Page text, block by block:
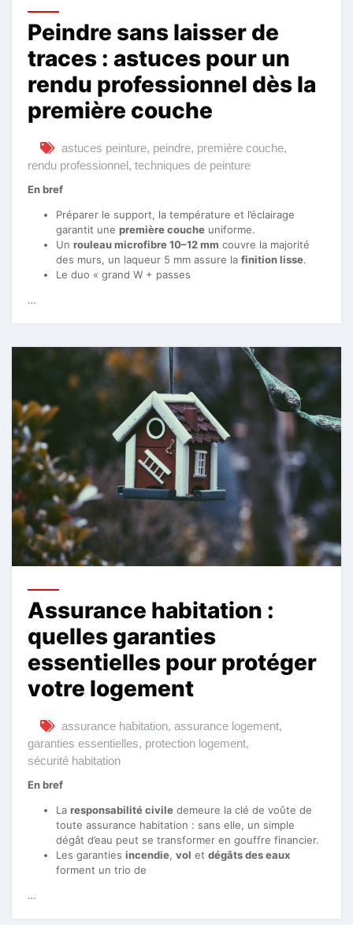
Peindre sans laisser de
traces : astuces pour un
rendu professionnel dès la
première couche
astuces peinture, peindre, première couche,
rendu professionnel, techniques de peinture
En bref
Préparer le support, la température et l’éclairage
garantit une première couche uniforme.
Un rouleau microfibre 10–12 mm couvre la majorité
des murs, un laqueur 5 mm assure la finition lisse.
Le duo « grand W + passes
…
Assurance habitation :
quelles garanties
essentielles pour protéger
votre logement
assurance habitation, assurance logement,
garanties essentielles, protection logement,
sécurité habitation
En bref
La responsabilité civile demeure la clé de voûte de
toute assurance habitation : sans elle, un simple
dégât d’eau peut se transformer en gouffre financier.
Les garanties incendie, vol et dégâts des eaux
forment un trio de
…